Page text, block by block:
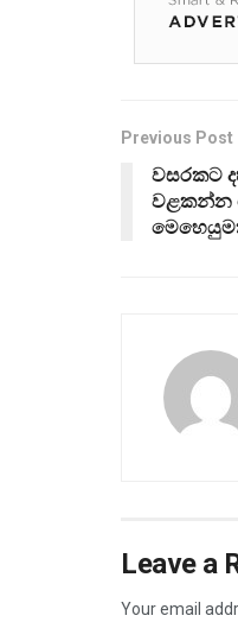
Previous Post
වසරකට
වළකන්න
Leave a
Your email